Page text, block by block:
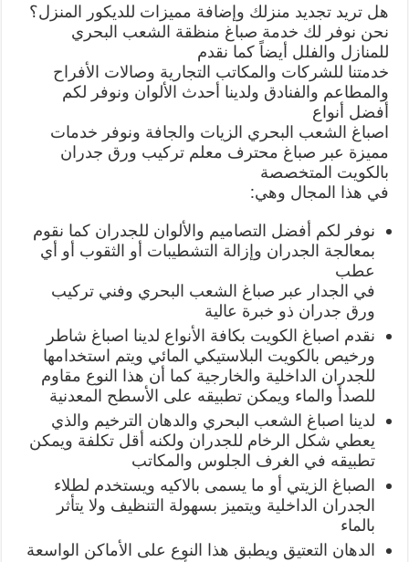
هل تريد تجديد منزلك وإضافة مميزات للديكور المنزل؟
نحن نوفر لك خدمة صباغ منظقة الشعب البحري
للمنازل والفلل أيضاً كما نقدم
خدمتنا للشركات والمكاتب التجارية وصالات الأفراح
والمطاعم والفنادق ولدينا أحدث الألوان ونوفر لكم
أفضل أنواع
اصباغ الشعب البحري الزيات والجافة ونوفر خدمات
مميزة عبر صباغ محترف معلم تركيب ورق جدران
بالكويت المتخصصة
في هذا المجال وهي:
نوفر لكم أفضل التصاميم والألوان للجدران كما نقوم
بمعالجة الجدران وإزالة التشطيبات أو الثقوب أو أي
عطب
في الجدار عبر صباغ الشعب البحري وفني تركيب
ورق جدران ذو خبرة عالية
نقدم اصباغ الكويت بكافة الأنواع لدينا اصباغ شاطر
ورخيص بالكويت البلاستيكي المائي ويتم استخدامها
للجدران الداخلية والخارجية كما أن هذا النوع مقاوم
للصدأ والماء ويمكن تطبيقه على الأسطح المعدنية
لدينا اصباغ الشعب البحري والدهان الترخيم والذي
يعطي شكل الرخام للجدران ولكنه أقل تكلفة ويمكن
تطبيقه في الغرف الجلوس والمكاتب
الصباغ الزيتي أو ما يسمى بالاكيه ويستخدم لطلاء
الجدران الداخلية ويتميز بسهولة التنظيف ولا يتأثر
بالماء
الدهان التعتيق ويطبق هذا النوع على الأماكن الواسعة